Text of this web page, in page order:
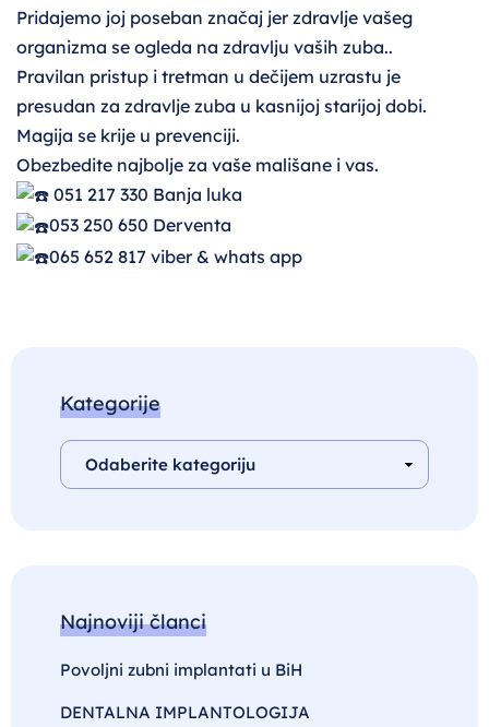
Pridajemo joj poseban značaj jer zdravlje vašeg
organizma se ogleda na zdravlju vaših zuba..
Pravilan pristup i tretman u dečijem uzrastu je
presudan za zdravlje zuba u kasnijoj starijoj dobi.
Magija se krije u prevenciji.
Obezbedite najbolje za vaše mališane i vas.
051 217 330 Banja luka
053 250 650 Derventa
065 652 817 viber & whats app
Kategorije
Najnoviji članci
Povoljni zubni implantati u BiH
DENTALNA IMPLANTOLOGIJA